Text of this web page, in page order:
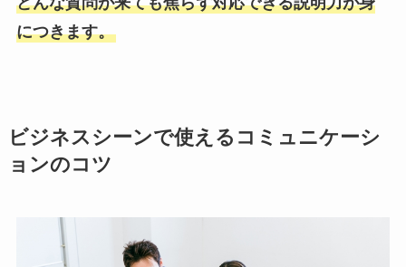
につきます。
ビジネスシーンで使えるコミュニケーシ
ョンのコツ